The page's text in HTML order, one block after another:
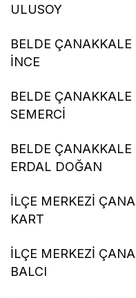
ULUSOY
BELDE ÇANAKKALE
İNCE
BELDE
SEMERCİ
BELDE
ERDAL DOĞAN
İLÇE MERKEZİ
KART
İLÇE MERKEZİ
BALCI